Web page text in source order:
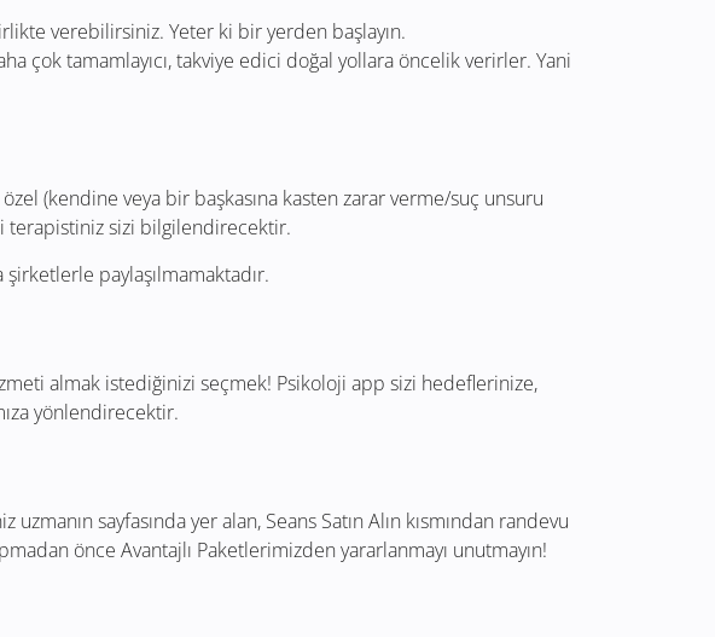
verebilirsiniz. Yeter ki bir yerden başlayın.
çok tamamlayıcı, takviye edici doğal yollara öncelik verirler. Yani
(kendine veya bir başkasına kasten zarar verme/suç unsuru
terapistiniz sizi bilgilendirecektir.
paylaşılmamaktadır.
almak istediğinizi seçmek! Psikoloji app sizi hedeflerinize,
yönlendirecektir.
sayfasında yer alan, Seans Satın Alın kısmından randevu
önce Avantajlı Paketlerimizden yararlanmayı unutmayın!